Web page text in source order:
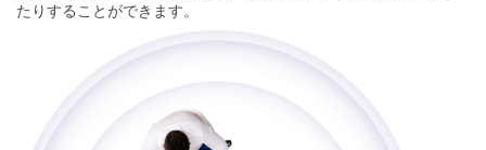
たりすることができます。